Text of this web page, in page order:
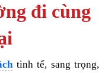
đi cùng
tinh tế, sang trọng,